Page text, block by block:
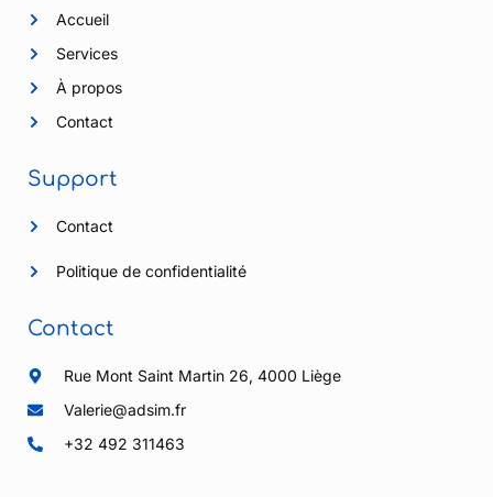
Accueil
Services
À propos
Contact
Support
Contact
Politique de confidentialité
Contact
Rue Mont Saint Martin 26, 4000 Liège
Valerie@adsim.fr
+32 492 311463